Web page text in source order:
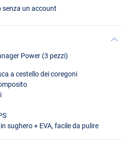
senza un account
Power (3 pezzi)
a cestello dei coregoni
sughero + EVA, facile da pulire